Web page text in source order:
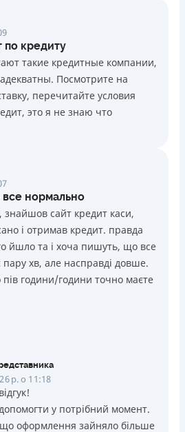
по кредиту
такие кредитные компании,
Посмотрите на
перечитайте условия
это я не знаю что
нормально
знайшов сайт кредит каси,
і отримав кредит. правда
йшло та і хоча пишуть, що все
хв, але насправді довше.
години/години точно маєте
р. о 11:18
у потрібний момент.
оформлення зайняло більше